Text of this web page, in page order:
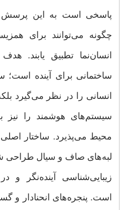
پاسخی است به این پرسش
چگونه می‌توانند برای
انسان‌نما تطبیق یابند.
ساختمانی برای آینده است؛
انسانی را در نظر می‌گیرد
سیستم‌های هوشمند را نیز
محیط می‌پذیرد. ساختار
لبه‌های صاف و سیال طراحی
زیبایی‌شناسی آینده‌نگر و
است. پنجره‌های انحنادار و